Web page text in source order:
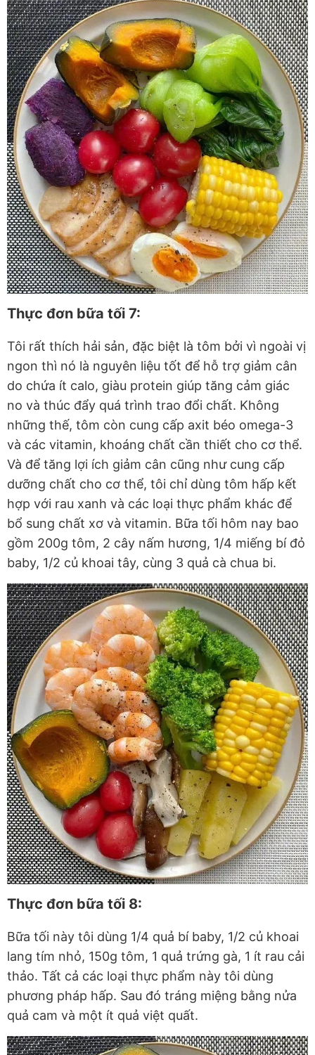
Thực đơn bữa tối 7:
Tôi rất thích hải sản, đặc biệt là tôm bởi vì ngoài vị
ngon thì nó là nguyên liệu tốt để hỗ trợ giảm cân
do chứa ít calo, giàu protein giúp tăng cảm giác
no và thúc đẩy quá trình trao đổi chất. Không
những thế, tôm còn cung cấp axit béo omega-3
và các vitamin, khoáng chất cần thiết cho cơ thể.
Và để tăng lợi ích giảm cân cũng như cung cấp
dưỡng chất cho cơ thể, tôi chỉ dùng tôm hấp kết
hợp với rau xanh và các loại thực phẩm khác để
bổ sung chất xơ và vitamin. Bữa tối hôm nay bao
gồm 200g tôm, 2 cây nấm hương, 1/4 miếng bí đỏ
baby, 1/2 củ khoai tây, cùng 3 quả cà chua bi.
Thực đơn bữa tối 8:
Bữa tối này tôi dùng 1/4 quả bí baby, 1/2 củ khoai
lang tím nhỏ, 150g tôm, 1 quả trứng gà, 1 ít rau cải
thảo. Tất cả các loại thực phẩm này tôi dùng
phương pháp hấp. Sau đó tráng miệng bằng nửa
quả cam và một ít quả việt quất.